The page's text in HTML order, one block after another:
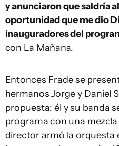
y anunciaron que saldría
oportunidad que me dio
inauguradores del
con La Mañana.
Entonces Frade se
hermanos Jorge y Daniel
propuesta: él y su banda
programa con una
director armó la orquesta